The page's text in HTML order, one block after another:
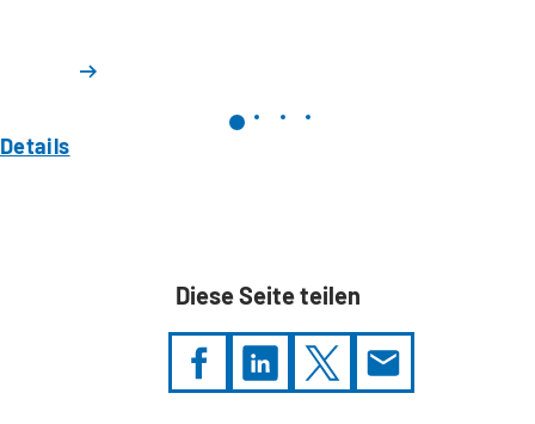
Details
Diese Seite teilen